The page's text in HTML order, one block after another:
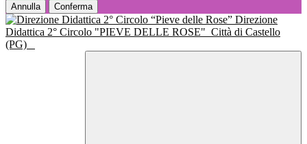
Annulla Conferma
Direzione
Didattica 2° Circolo "PIEVE DELLE ROSE" Città di Castello
(PG)